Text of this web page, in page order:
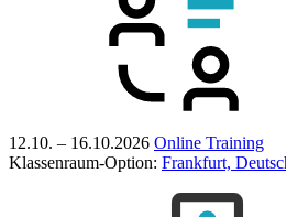
12.10. – 16.10.2026 Online Training
Klassenraum-Option: Frankfurt,